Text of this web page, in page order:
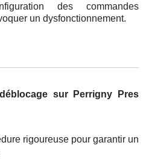
des commandes
un dysfonctionnement.
sur Perrigny Pres
rigoureuse pour garantir un